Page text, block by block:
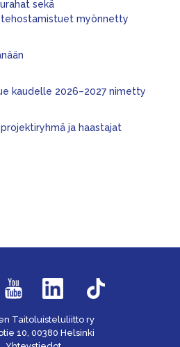
sekä
tehostamistuet myönnetty
kaudelle 2026–2027 nimetty
ja haastajat
Taitoluisteluliitto ry
10, 00380 Helsinki